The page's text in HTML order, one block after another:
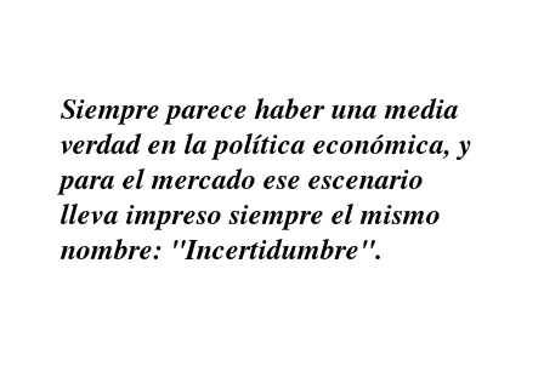
Siempre parece haber una media
verdad en la política económica, y
para el mercado ese escenario
lleva impreso siempre el mismo
nombre: "Incertidumbre".